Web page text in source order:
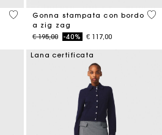
5 out of 5 Customer Rating
Gonna stampata con bordo
a zig zag
Price reduced from
€ 195,00to-40% € 117,00
5
Lana certificata